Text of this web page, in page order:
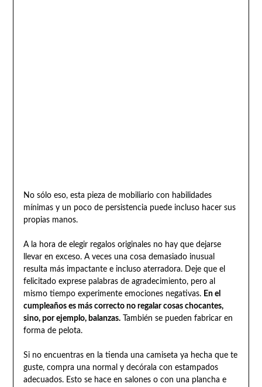
No sólo eso, esta pieza de mobiliario con habilidades
mínimas y un poco de persistencia puede incluso hacer sus
propias manos.
A la hora de elegir regalos originales no hay que dejarse
llevar en exceso. A veces una cosa demasiado inusual
resulta más impactante e incluso aterradora. Deje que el
felicitado exprese palabras de agradecimiento, pero al
mismo tiempo experimente emociones negativas. En el
cumpleaños es más correcto no regalar cosas chocantes,
sino, por ejemplo, balanzas.También se pueden fabricar en
forma de pelota.
Si no encuentras en la tienda una camiseta ya hecha que te
guste, compra una normal y decórala con estampados
adecuados. Esto se hace en salones o con una plancha e